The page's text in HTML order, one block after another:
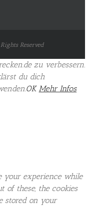
Reserved
zu verbessern.
du dich
OK Mehr Infos
your experience while
of these, the cookies
stored on your